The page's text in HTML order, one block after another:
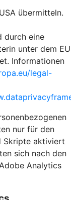
übermitteln.
durch eine
unter dem EU
Informationen
legal-
nur für den
Skripte aktiviert
sich nach den
Analytics